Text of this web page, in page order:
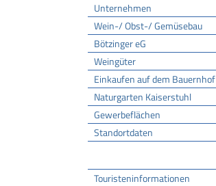
Unternehmen
Wein-/ Obst-/ Gemüsebau
Bötzinger eG
Weingüter
Einkaufen auf dem Bauernhof
Naturgarten Kaiserstuhl
Gewerbeflächen
Standortdaten
Touristeninformationen